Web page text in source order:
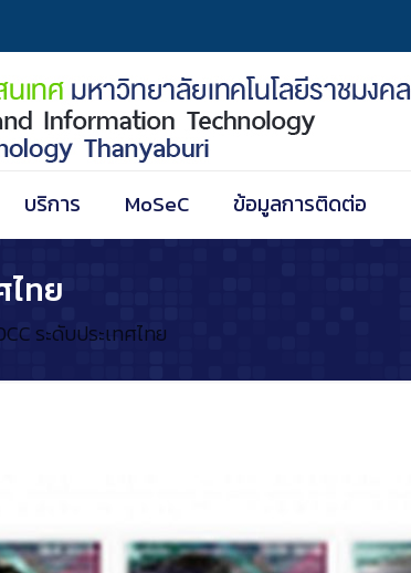
บริการ MoSeC ข้อมูลการติดต่อ
ไทย
ระดับประเทศไทย